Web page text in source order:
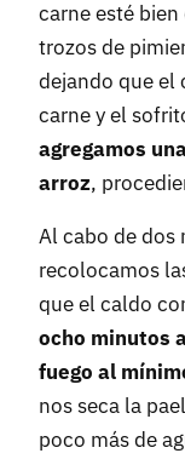
carne esté
trozos de
dejando que el
carne y el
agregamos
arroz,
Al cabo de
recolocamos
que el caldo
ocho minutos
fuego al
nos seca la
poco más de